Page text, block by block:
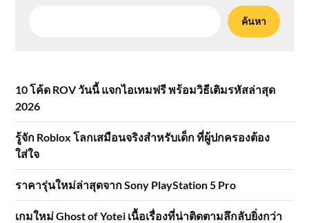
ค้นหา
10 โค้ด ROV วันนี้ แจกไอเทมฟรี พร้อมวิธีเติมรหัสล่าสุด
2026
รู้จัก Roblox โลกเสมือนจริงสำหรับเด็ก ที่ผู้ปกครองต้อง
ใส่ใจ
ราคารุ่นใหม่ล่าสุดจาก Sony PlayStation 5 Pro
เกมใหม่ Ghost of Yotei เนื้อเรื่องที่น่าติดตามลึกลับยิ่งกว่า